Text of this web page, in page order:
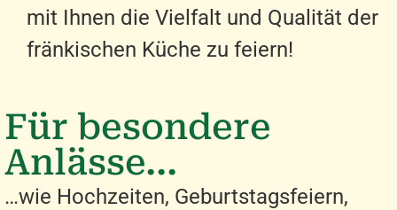
mit Ihnen die Vielfalt und Qualität der
fränkischen Küche zu feiern!
Für besondere
Anlässe...
…wie Hochzeiten, Geburtstagsfeiern,